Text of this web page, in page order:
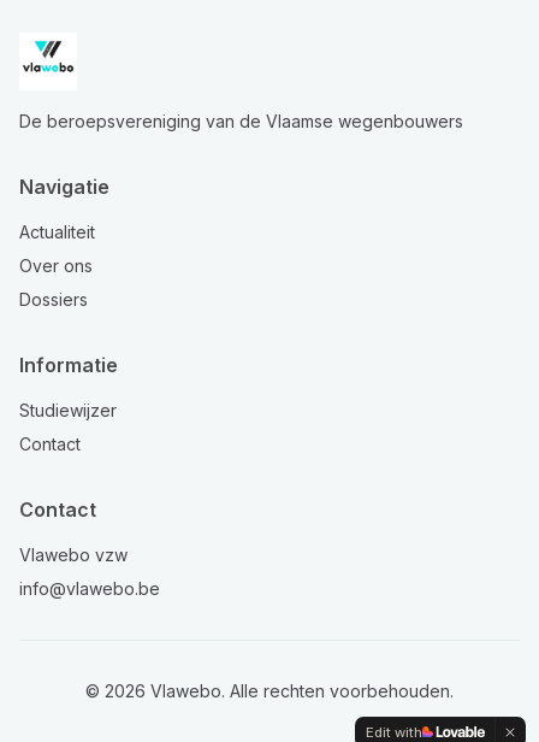
De beroepsvereniging van de Vlaamse wegenbouwers
Navigatie
Actualiteit
Over ons
Dossiers
Informatie
Studiewijzer
Contact
Contact
Vlawebo vzw
info@vlawebo.be
© 2026 Vlawebo. Alle rechten voorbehouden.
Edit with